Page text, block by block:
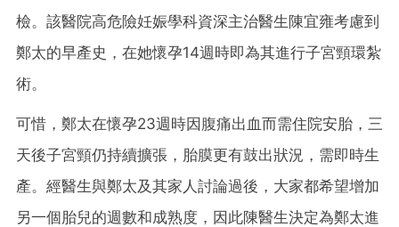
檢。該醫院高危險妊娠學科資深主治醫生陳宜雍考慮到
鄭太的早產史，在她懷孕14週時即為其進行子宮頸環紮
術。
可惜，鄭太在懷孕23週時因腹痛出血而需住院安胎，三
天後子宮頸仍持續擴張，胎膜更有鼓出狀況，需即時生
產。經醫生與鄭太及其家人討論過後，大家都希望增加
另一個胎兒的週數和成熟度，因此陳醫生決定為鄭太進